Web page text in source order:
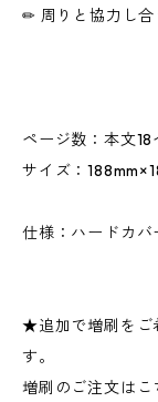
✏︎ 周りと協力し合
ページ数：本文18
サイズ：
仕様：ハードカバ
★追加で増刷をご
す。
増刷のご注文はこ